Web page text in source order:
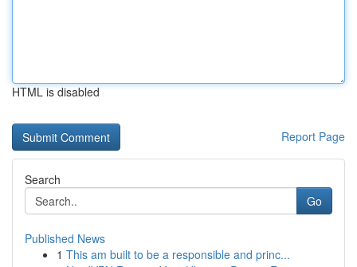
HTML is disabled
Report Page
Search
Go
Published News
1 This am built to be a responsible and princ...